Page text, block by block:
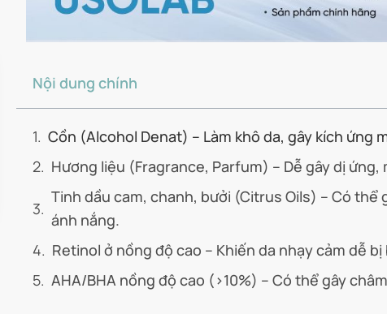
Nội dung chính
Cồn (Alcohol Denat) – Làm khô da, gây kích ứng
Hương liệu (Fragrance, Parfum) – Dễ gây dị ứng,
Tinh dầu cam, chanh, bưởi (Citrus Oils) – Có thể
ánh nắng.
Retinol ở nồng độ cao – Khiến da nhạy cảm dễ
AHA/BHA nồng độ cao (>10%) – Có thể gây